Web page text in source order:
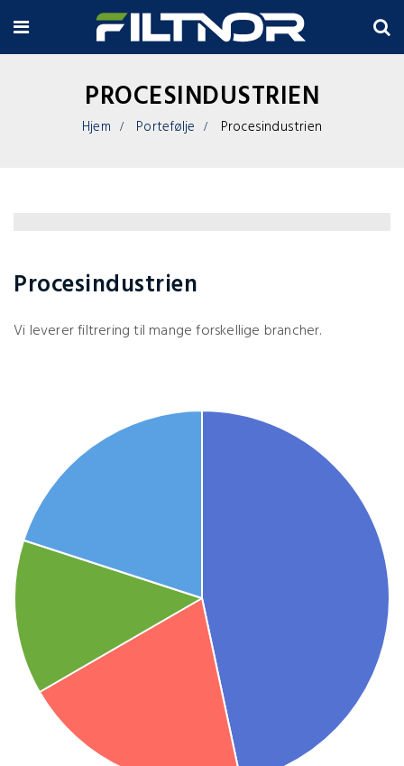
PROCESINDUSTRIEN
Hjem Portefølje Procesindustrien
Procesindustrien
Vi leverer filtrering til mange forskellige brancher.